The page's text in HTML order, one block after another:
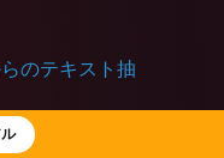
のテキスト抽